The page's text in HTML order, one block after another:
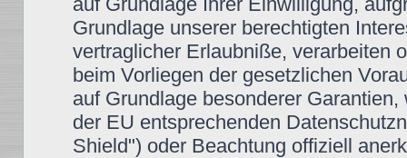
Grundlage unserer berechtigten
vertraglicher Erlaubniße, verarbeiten
beim Vorliegen der gesetzlichen
auf Grundlage besonderer
der EU entsprechenden
Shield") oder Beachtung offiziell